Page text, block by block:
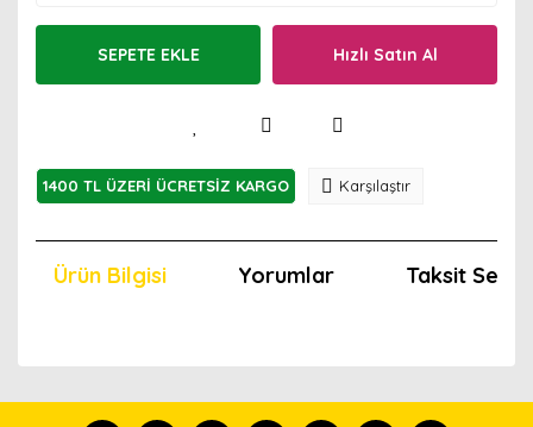
SEPETE EKLE Hızlı Satın Al
1400 TL ÜZERİ ÜCRETSİZ KARGO Karşılaştır
Ürün Bilgisi Yorumlar Taksit
tanısın.
formunu kullanarak tarafımıza iletebilirsiniz.